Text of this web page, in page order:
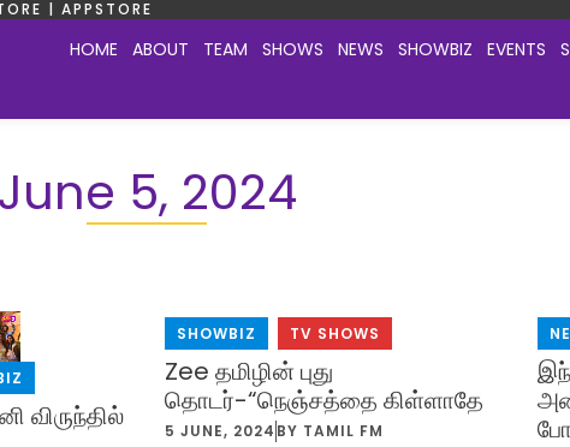
| APPSTORE
HOME ABOUT TEAM SHOWS NEWS SHOWBIZ EVENTS
June 5, 2024
விருந்தில்
SHOWBIZ TV SHOWS
Zee தமிழின் புது
தொடர்-“நெஞ்சத்தை கிள்ளாதே
5 JUNE, 2024 BY TAMIL FM